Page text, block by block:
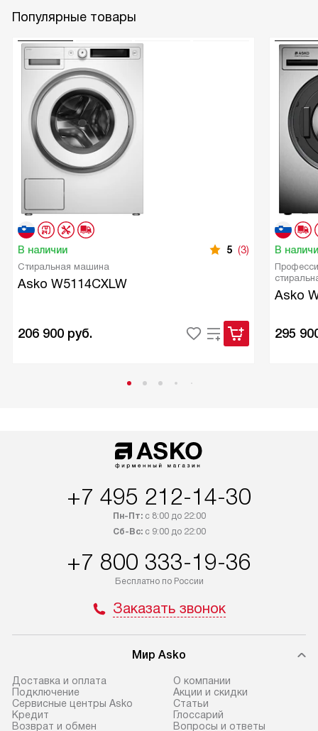
Популярные товары
В наличии 5 (3)
Стиральная машина
Asko W5114CXLW
206 900 руб.
В
Asko
295
+7 495 212-14-30
Пн-Пт:с 8:00 до 22:00
Сб-Вс:с 9:00 до 22:00
+7 800 333-19-36
Бесплатно по России
Заказать звонок
Мир Asko
Доставка и оплата
Подключение
Сервисные центры Asko
Кредит
Возврат и обмен
О компании
Акции и скидки
Статьи
Глоссарий
Вопросы и ответы